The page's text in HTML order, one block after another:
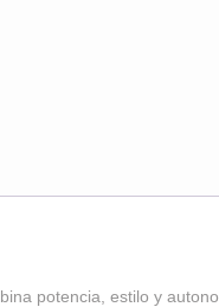
potencia, estilo y